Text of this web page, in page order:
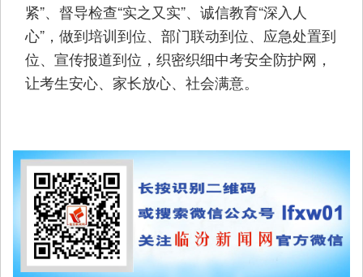
紧”、督导检查“实之又实”、诚信教育“深入人
心”，做到培训到位、部门联动到位、应急处置到
位、宣传报道到位，织密织细中考安全防护网，
让考生安心、家长放心、社会满意。